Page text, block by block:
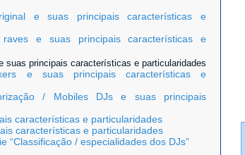
e suas principais características e
e suas principais características e
suas principais características e particularidades
e suas principais características e
/ Mobiles DJs e suas principais
características e particularidades
características e particularidades
“Classificação / especialidades dos DJs”